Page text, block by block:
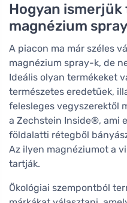
Hogyan ismerjük
magnézium
A piacon ma már széles
magnézium spray-k, de
Ideális olyan termékeket
természetes eredetűek,
felesleges vegyszerektől
a Zechstein Inside®, ami
földalatti rétegből
Az ilyen magnéziumot a
tartják.
Ökológiai szempontból